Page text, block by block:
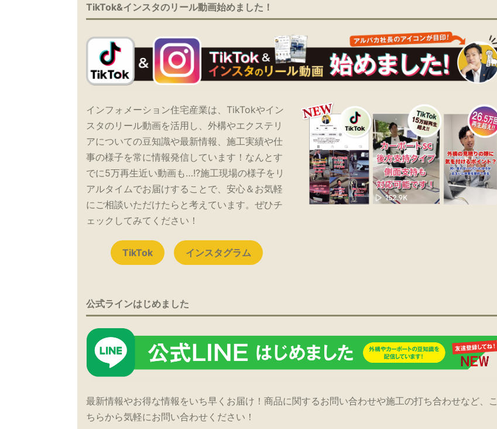
TikTok&インスタのリール動画始めました！
インフォメーション住宅産業は、TikTokやイン
スタのリール動画を活用し、外構やエクステリ
アについての豆知識や最新情報、施工実績や仕
事の様子を常に情報発信しています！なんとす
でに5万再生近い動画も…!?施工現場の様子をリ
アルタイムでお届けすることで、安心＆お気軽
にご相談いただけたらと考えています。ぜひチ
ェックしてみてください！
TikTok インスタグラム
公式ラインはじめました
最新情報やお得な情報をいち早くお届け！商品に関するお問い合わせや施工の打ち合わせなど、こ
ちらから気軽にお問い合わせください！